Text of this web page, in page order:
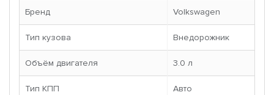
Бренд Volkswagen
Тип кузова Внедорожник
Объём двигателя 3.0 л
Тип КПП Авто